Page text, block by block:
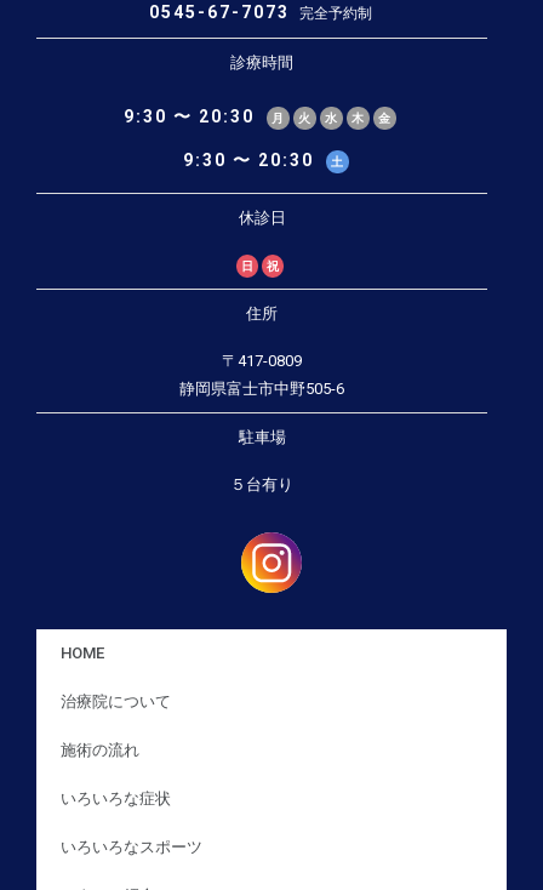
0545-67-7073 完全予約制
診療時間
9:30 〜 20:30 月 火 水 木 金
9:30 〜 20:30 土
休診日
日 祝
住所
〒417-0809
静岡県富士市中野505-6
駐車場
５台有り
HOME
治療院について
施術の流れ
いろいろな症状
いろいろなスポーツ